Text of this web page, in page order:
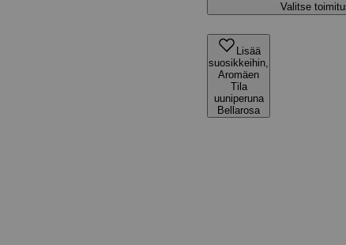
Valitse
Lisää
suosikkeihin,
Aromäen
Tila
uuniperuna
Bellarosa